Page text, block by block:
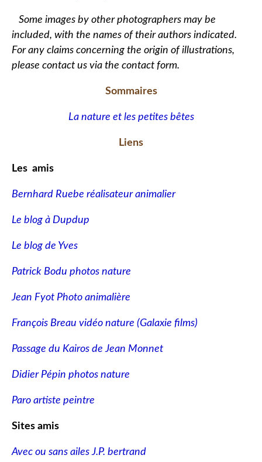
Some images by other photographers may be
included, with the names of their authors indicated.
For any claims concerning the origin of illustrations,
please contact us via the contact form.
Sommaires
La nature et les petites bêtes
Liens
Les amis
Bernhard Ruebe réalisateur animalier
Le blog à Dupdup
Le blog de Yves
Patrick Bodu photos nature
Jean Fyot Photo animalière
François Breau vidéo nature (Galaxie films)
Passage du Kairos de Jean Monnet
Didier Pépin photos nature
Paro artiste peintre
Sites amis
Avec ou sans ailes J.P. bertrand